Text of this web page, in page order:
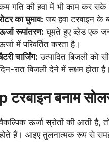
गति की हवा में भी काम कर
का घुमाव: जब हवा टरबाइन
रूपांतरण: घूमते हुए ब्लेड एक
में परिवर्तित करता है।
चार्जिंग: उत्पादित बिजली को
रात बिजली देने में सक्षम होता है।
टरबाइन बनाम
ऊर्जा स्रोतों की आती
हैं। आइए तुलनात्मक रूप से